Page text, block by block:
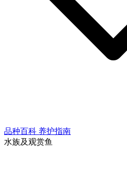
品种百科 养护指南
水族及观赏鱼